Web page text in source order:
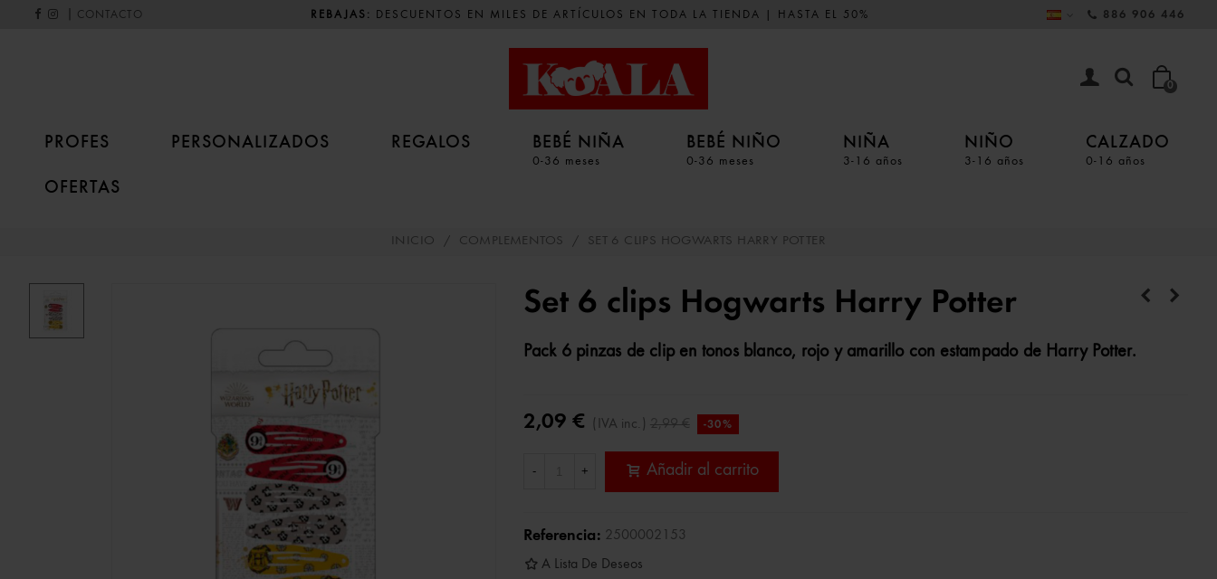
CONTACTO REBAJAS: DESCUENTOS EN MILES DE ARTÍCULOS EN TODA LA TIENDA | HASTA EL 50% 886 906 446
0
PROFES PERSONALIZADOS REGALOS BEBÉ NIÑA
0-36 meses
BEBÉ NIÑO
0-36 meses
NIÑA
3-16 años
NIÑO
3-16 años
CALZADO
0-16 años
OFERTAS
INICIO / COMPLEMENTOS / SET 6 CLIPS HOGWARTS HARRY POTTER
Set 6 clips Hogwarts Harry Potter
Pack 6 pinzas de clip en tonos blanco, rojo y amarillo con estampado de Harry Potter.
2,09 € (IVA inc.) 2,99 € -30%
- + Añadir al carrito
Referencia: 2500002153
A Lista De Deseos